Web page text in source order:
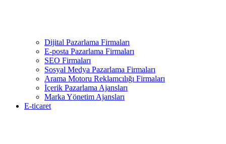
Dijital Pazarlama Firmaları
E-posta Pazarlama Firmaları
SEO Firmaları
Sosyal Medya Pazarlama Firmaları
Arama Motoru Reklamcılığı Firmaları
İçerik Pazarlama Ajansları
Marka Yönetim Ajansları
E-ticaret